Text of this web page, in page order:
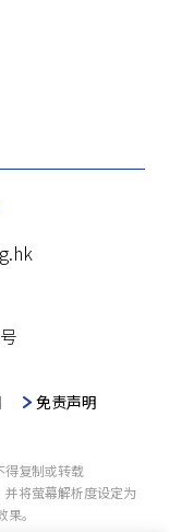
免责声明
复制或转载
将萤幕解析度设定为
。